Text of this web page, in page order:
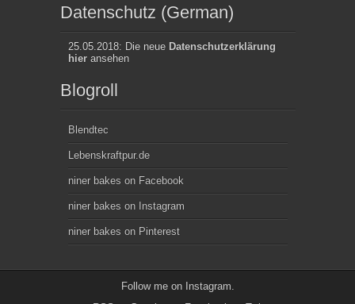
Datenschutz (German)
25.05.2018: Die neue Datenschutzerklärung
hieransehen
Blogroll
Blendtec
Lebenskraftpur.de
niner bakes on Facebook
niner bakes on Instagram
niner bakes on Pinterest
Follow me on Instagram.